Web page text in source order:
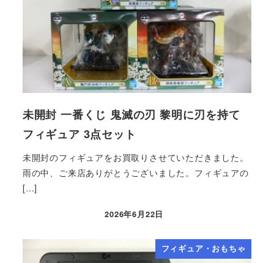
未開封 一番くじ 鬼滅の刃 黎明に刃を持て
フィギュア 3点セット
未開封のフィギュアをお買取りさせていただきました。
雨の中、ご来店ありがとうございました。フィギュアの
[…]
2026年6月22日
フィギュア・おもちゃ